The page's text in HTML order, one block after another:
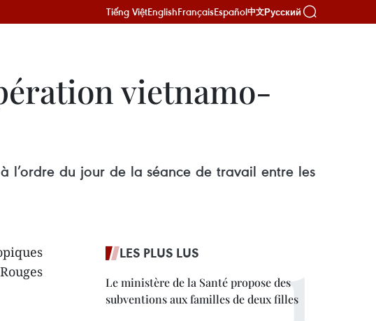
Tiếng ViệtEnglishFrançaisEspañol中文Русский
vietnamo-
l’ordre du jour de la séance de travail entre les
LES PLUS LUS
Le ministère de la Santé propose des
subventions aux familles de deux filles